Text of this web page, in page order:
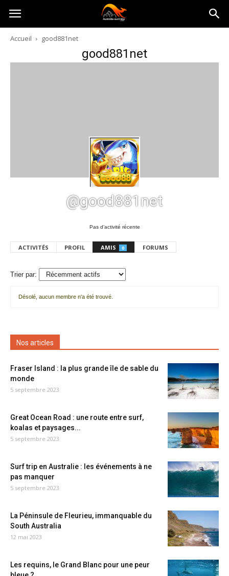
Australia-
australie.com
Accueil good881net
good881net
@good881net
Pas d’activité récente
ACTIVITÉS PROFIL AMIS 0 FORUMS
Trier par:
amis
Désolé, aucun membre n'a été trouvé.
Nos articles
Fraser Island : la plus grande île de sable du
monde
5 septembre 2023
Great Ocean Road : une route entre surf,
koalas et paysages...
5 septembre 2023
Surf trip en Australie : les événements à ne
pas manquer
5 septembre 2023
La Péninsule de Fleurieu, immanquable du
South Australia
12 mai 2023
Les requins, le Grand Blanc pour une peur